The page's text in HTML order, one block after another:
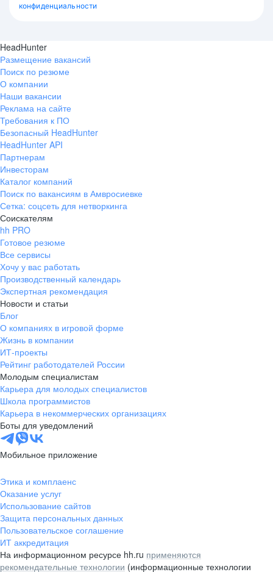
конфиденциальности
HeadHunter
Размещение вакансий
Поиск по резюме
О компании
Наши вакансии
Реклама на сайте
Требования к ПО
Безопасный HeadHunter
HeadHunter API
Партнерам
Инвесторам
Каталог компаний
Поиск по вакансиям в Амвросиевке
Сетка: соцсеть для нетворкинга
Соискателям
hh PRO
Готовое резюме
Все сервисы
Хочу у вас работать
Производственный календарь
Экспертная рекомендация
Новости и статьи
Блог
О компаниях в игровой форме
Жизнь в компании
ИТ-проекты
Рейтинг работодателей России
Молодым специалистам
Карьера для молодых специалистов
Школа программистов
Карьера в некоммерческих организациях
Боты для уведомлений
Мобильное приложение
Этика и комплаенс
Оказание услуг
Использование сайтов
Защита персональных данных
Пользовательское соглашение
ИТ аккредитация
На информационном ресурсе hh.ru применяются
рекомендательные технологии (информационные технологии